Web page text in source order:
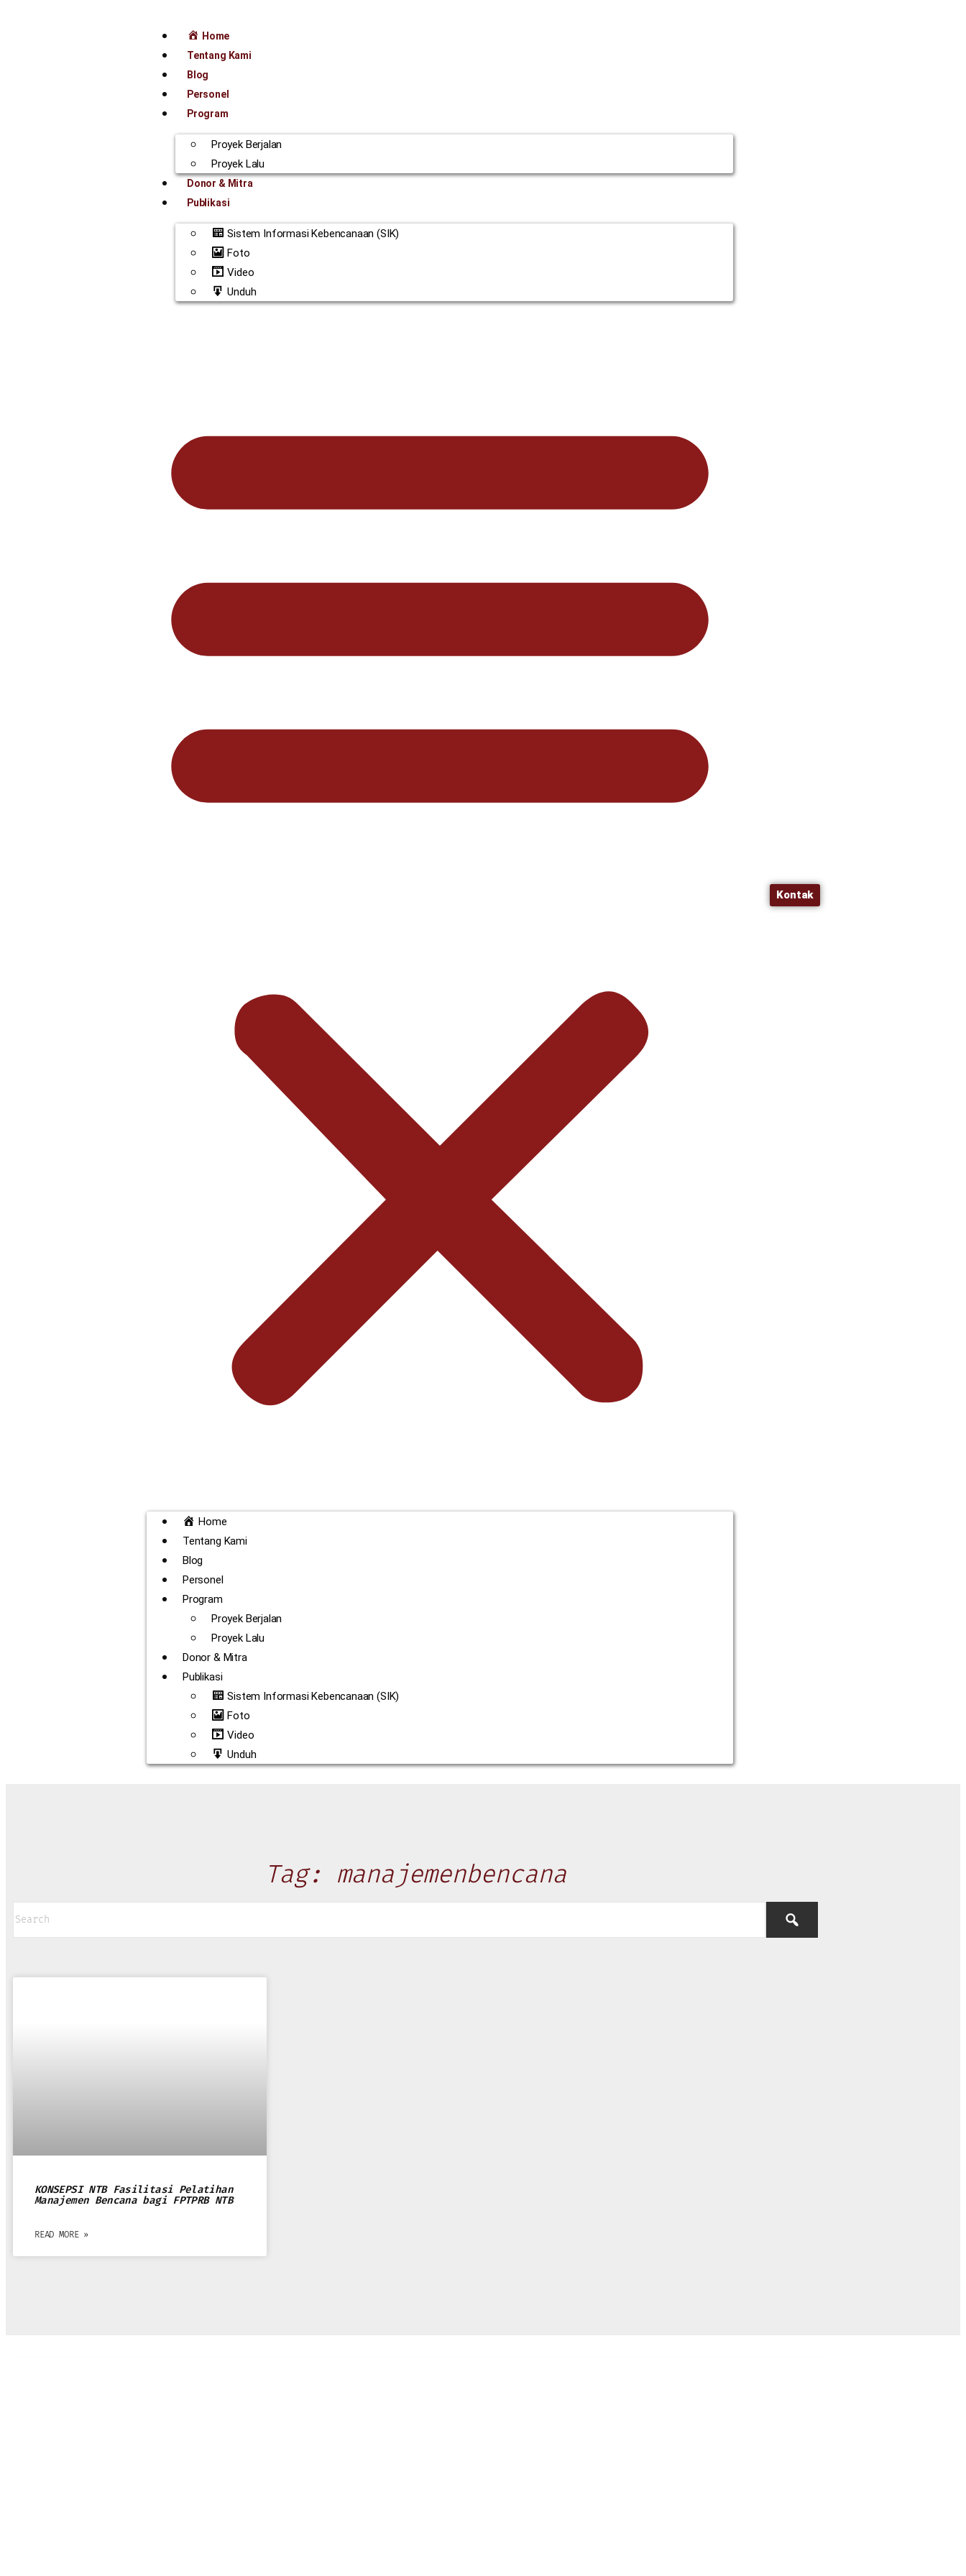
Home
Tentang Kami
Blog
Personel
Program
Proyek Berjalan
Proyek Lalu
Donor & Mitra
Publikasi
Sistem Informasi Kebencanaan (SIK)
Foto
Video
Unduh
Home
Tentang Kami
Blog
Personel
Program
Proyek Berjalan
Proyek Lalu
Donor & Mitra
Publikasi
Sistem Informasi Kebencanaan (SIK)
Foto
Video
Unduh
Kontak
Tag: manajemenbencana
KONSEPSI NTB Fasilitasi Pelatihan
Manajemen Bencana bagi FPTPRB NTB
READ MORE »